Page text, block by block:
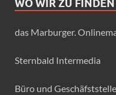
WO WIR ZU
das Marburger.
Sternbald Intermedia
Büro und Geschäfststelle